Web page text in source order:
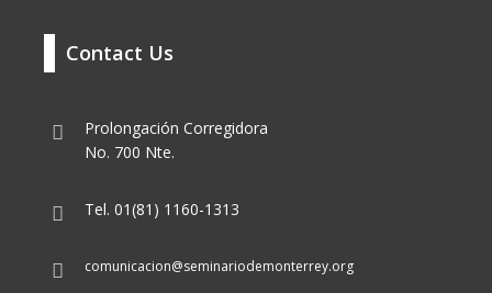
Contact Us
Prolongación Corregidora
No. 700 Nte.
Tel. 01(81) 1160-1313
comunicacion@seminariodemonterrey.org